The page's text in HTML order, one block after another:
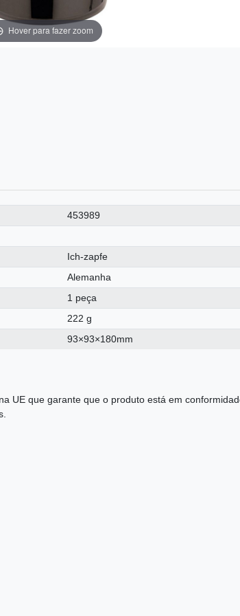
Hover para fazer zoom
453989
Ich-zapfe
Alemanha
1 peça
222 g
93×93×180mm
UE que garante que o produto está em